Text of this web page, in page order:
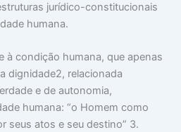
jurídico-constitucionais
humana.
à condição humana, que apenas
dignidade2, relacionada
e de autonomia,
humana: “o Homem como
seus atos e seu destino” 3.